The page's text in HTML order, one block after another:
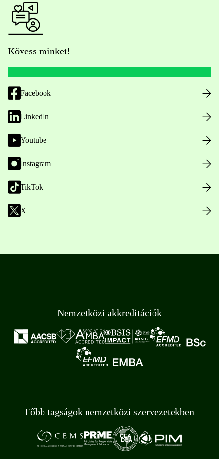
Kövess minket!
Facebook
LinkedIn
Youtube
Instagram
TikTok
X
Nemzetközi akkreditációk
Főbb tagságok nemzetközi szervezetekben